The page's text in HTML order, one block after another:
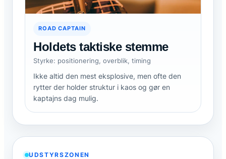
ROAD CAPTAIN
Holdets taktiske stemme
Styrke: positionering, overblik, timing
Ikke altid den mest eksplosive, men ofte den
rytter der holder struktur i kaos og gør en
kaptajns dag mulig.
UDSTYRSZONEN